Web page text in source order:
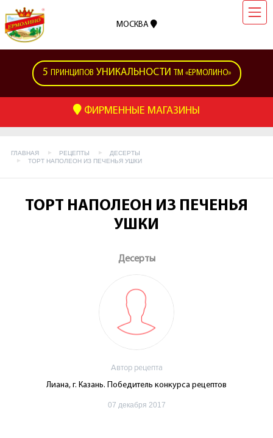
МОСКВА
5 ПРИНЦИПОВ УНИКАЛЬНОСТИ ТМ «ЕРМОЛИНО»
ФИРМЕННЫЕ МАГАЗИНЫ
ГЛАВНАЯ РЕЦЕПТЫ
ДЕСЕРТЫ
ТОРТ НАПОЛЕОН ИЗ ПЕЧЕНЬЯ УШКИ
ТОРТ НАПОЛЕОН ИЗ ПЕЧЕНЬЯ
УШКИ
Десерты
Автор рецепта
Лиана, г. Казань. Победитель конкурса рецептов
07 декабря 2017